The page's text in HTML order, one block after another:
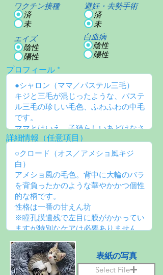
ワクチン接種
済
未
エイズ
陰性
陽性
避妊・去勢手術
済
未
白血病
陰性
陽性
プロフィール
詳細情報（任意項目）
表紙の写真
Select File